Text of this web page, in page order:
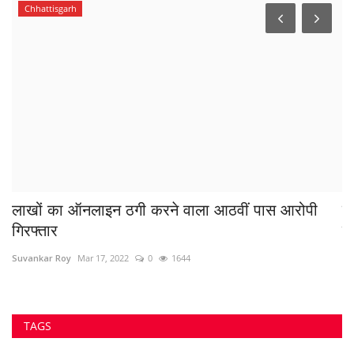
Chhattisgarh
लाखों का ऑनलाइन ठगी करने वाला आठवीं पास आरोपी
गिरफ्तार
Suvankar Roy Mar 17, 2022 0 1644
TAGS